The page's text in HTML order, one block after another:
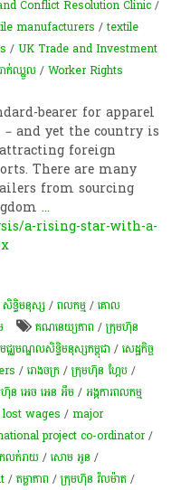
Conflict Resolution Clinic /
manufacturers /textile
/UK Trade and Investment
ាក់​ឈ្នួល /Worker Rights
bearer for apparel
and yet the country is
foreign
There are many
from sourcing
...
a-rising-star-with-a-
សិទ្ធិមនុស្ស /ពល​កម្ម /គោល
គណនេយ្យភាព /ក្រុមហ៊ុន
មជ្ឈមណ្ឌលសិទ្ធិមនុស្សកម្ពុជា /សេដ្ឋកិច្ច
/រោងចក្រ /ក្រុមហ៊ុន ហ្គែប /
ន អេច អេន អឹម /អង្គការពលកម្ម
lost wages /major
project co-ordinator/
កលក់រាយ /សោម អូន/
/តម្លាភាព /ក្រុមហ៊ុន វ៉លម៉ាត /